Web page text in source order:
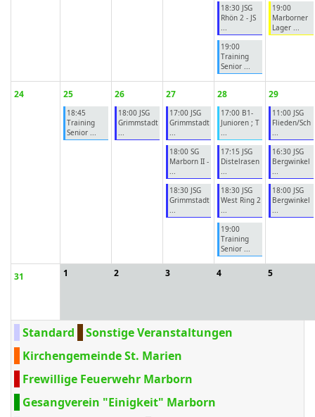
18:30 JSG
Rhön 2 - JS
...
19:00
Training
Senior ...
19:00
Marborner
Lager ...
24 25
18:45
Training
Senior ...
26
18:00 JSG
Grimmstadt
...
27
17:00 JSG
Grimmstadt
...
18:00 SG
Marborn II -
...
18:30 JSG
Grimmstadt
...
28
17:00 B1-
Junioren ; T
...
17:15 JSG
Distelrasen
...
18:30 JSG
West Ring 2
...
19:00
Training
Senior ...
29
11:00 JSG
Flieden/Sch
...
16:30 JSG
Bergwinkel
...
18:00 JSG
Bergwinkel
...
31 1 2 3 4 5
Standard
Sonstige Veranstaltungen
Kirchengemeinde St. Marien
Frewillige Feuerwehr Marborn
Gesangverein "Einigkeit" Marborn